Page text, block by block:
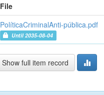
File
PolíticaCriminalAnti-pública.pdf
Until 2035-08-04
Show full item record